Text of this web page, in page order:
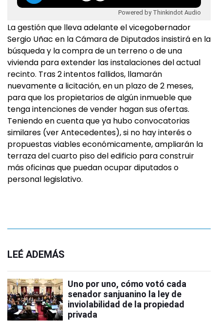
Powered by Thinkindot Audio
La gestión que lleva adelante el vicegobernador
Sergio Uñac en la Cámara de Diputados insistirá en la
búsqueda y la compra de un terreno o de una
vivienda para extender las instalaciones del actual
recinto. Tras 2 intentos fallidos, llamarán
nuevamente a licitación, en un plazo de 2 meses,
para que los propietarios de algún inmueble que
tenga intenciones de vender hagan sus ofertas.
Teniendo en cuenta que ya hubo convocatorias
similares (ver Antecedentes), si no hay interés o
propuestas viables económicamente, ampliarán la
terraza del cuarto piso del edificio para construir
más oficinas que puedan ocupar diputados o
personal legislativo.
LEÉ ADEMÁS
Uno por uno, cómo votó cada
senador sanjuanino la ley de
inviolabilidad de la propiedad
privada